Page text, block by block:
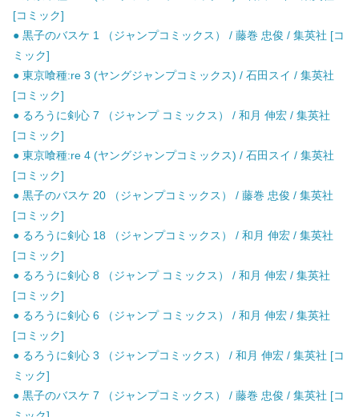
[コミック]
● 黒子のバスケ 1 （ジャンプコミックス） / 藤巻 忠俊 / 集英社 [コ
ミック]
● 東京喰種:re 3 (ヤングジャンプコミックス) / 石田スイ / 集英社
[コミック]
● るろうに剣心 7 （ジャンプ コミックス） / 和月 伸宏 / 集英社
[コミック]
● 東京喰種:re 4 (ヤングジャンプコミックス) / 石田スイ / 集英社
[コミック]
● 黒子のバスケ 20 （ジャンプコミックス） / 藤巻 忠俊 / 集英社
[コミック]
● るろうに剣心 18 （ジャンプコミックス） / 和月 伸宏 / 集英社
[コミック]
● るろうに剣心 8 （ジャンプ コミックス） / 和月 伸宏 / 集英社
[コミック]
● るろうに剣心 6 （ジャンプ コミックス） / 和月 伸宏 / 集英社
[コミック]
● るろうに剣心 3 （ジャンプコミックス） / 和月 伸宏 / 集英社 [コ
ミック]
● 黒子のバスケ 7 （ジャンプコミックス） / 藤巻 忠俊 / 集英社 [コ